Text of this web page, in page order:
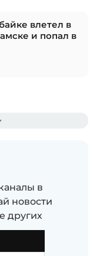
влетел в
и попал в
в
новости
других